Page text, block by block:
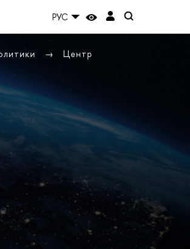
РУС
Центр